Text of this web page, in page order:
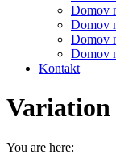
Domov
Domov
Domov
Domov
Kontakt
Variation
You are here: